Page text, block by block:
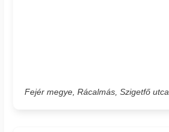
Fejér megye, Rácalmás, Szigetfő utca